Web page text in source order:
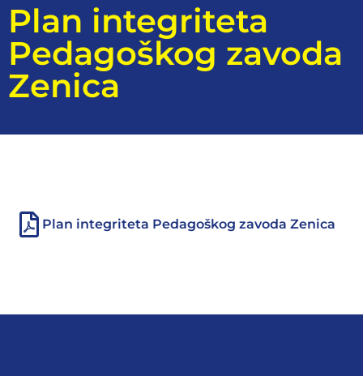
Plan integriteta
Pedagoškog zavoda
Zenica
Plan integriteta Pedagoškog zavoda Zenica